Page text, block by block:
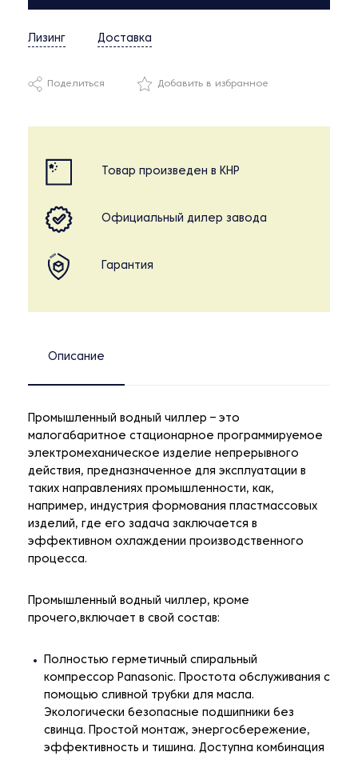
Лизинг Доставка
Поделиться Добавить в избранное
Товар произведен в КНР
Официальный дилер завода
Гарантия
Описание
Промышленный водный чиллер – это
малогабаритное стационарное программируемое
электромеханическое изделие непрерывного
действия, предназначенное для эксплуатации в
таких направлениях промышленности, как,
например, индустрия формования пластмассовых
изделий, где его задача заключается в
эффективном охлаждении производственного
процесса.
Промышленный водный чиллер, кроме
прочего,включает в свой состав:
Полностью герметичный спиральный
компрессор Panasonic. Простота обслуживания с
помощью сливной трубки для масла.
Экологически безопасные подшипники без
свинца. Простой монтаж, энергосбережение,
эффективность и тишина. Доступна комбинация